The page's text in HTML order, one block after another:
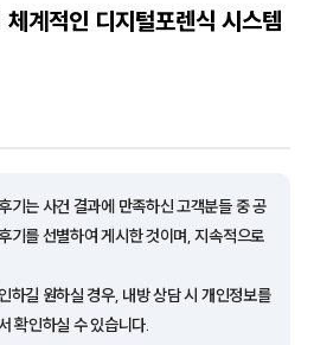
계적인 디지털포렌식 시스템
기는 사건 결과에 만족하신 고객분들 중 공
기를 선별하여 게시한 것이며, 지속적으로
하길 원하실 경우, 내방 상담 시 개인정보를
확인하실 수 있습니다.